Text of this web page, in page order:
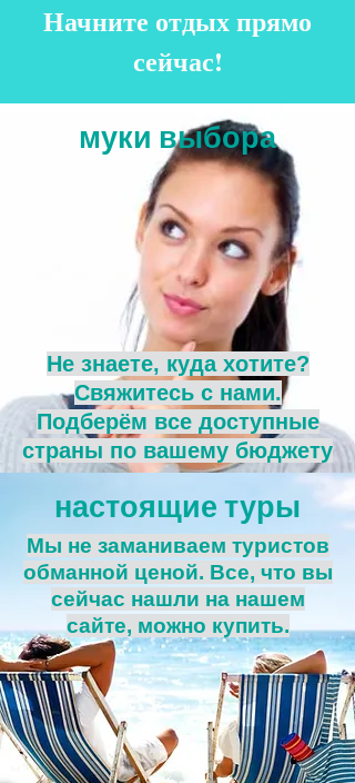
Начните отдых прямо
сейчас!
муки выбора
Не знаете, куда хотите?
Свяжитесь с нами.
Подберём все доступные
страны по вашему бюджету
настоящие туры
Мы не заманиваем туристов
обманной ценой. Все, что вы
сейчас нашли на нашем
сайте, можно купить.